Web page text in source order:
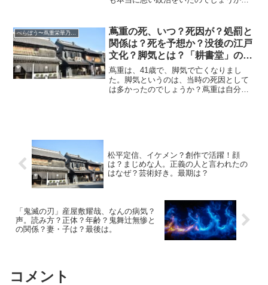
は一体、どんな政治を行っていたのか？
その目的は？結果、どんな...
べらぼう〜蔦重栄華乃夢噺
蔦重の死、いつ？死因が？処罰と
関係は？死を予想か？没後の江戸
文化？脚気とは？「耕書堂」の行
方？
蔦重は、41歳で、脚気で亡くなりまし
た。脚気というのは、当時の死因として
は多かったのでしょうか？蔦重は自分の
松平定信、イケメン？創作で活躍！顔
は？まじめな人。正義の人と言われたの
はなぜ？芸術好き。最期は？
「鬼滅の刃」産屋敷耀哉、なんの病気？
声。読み方？正体？年齢？鬼舞辻無惨と
の関係？妻・子は？最後は。
コメント